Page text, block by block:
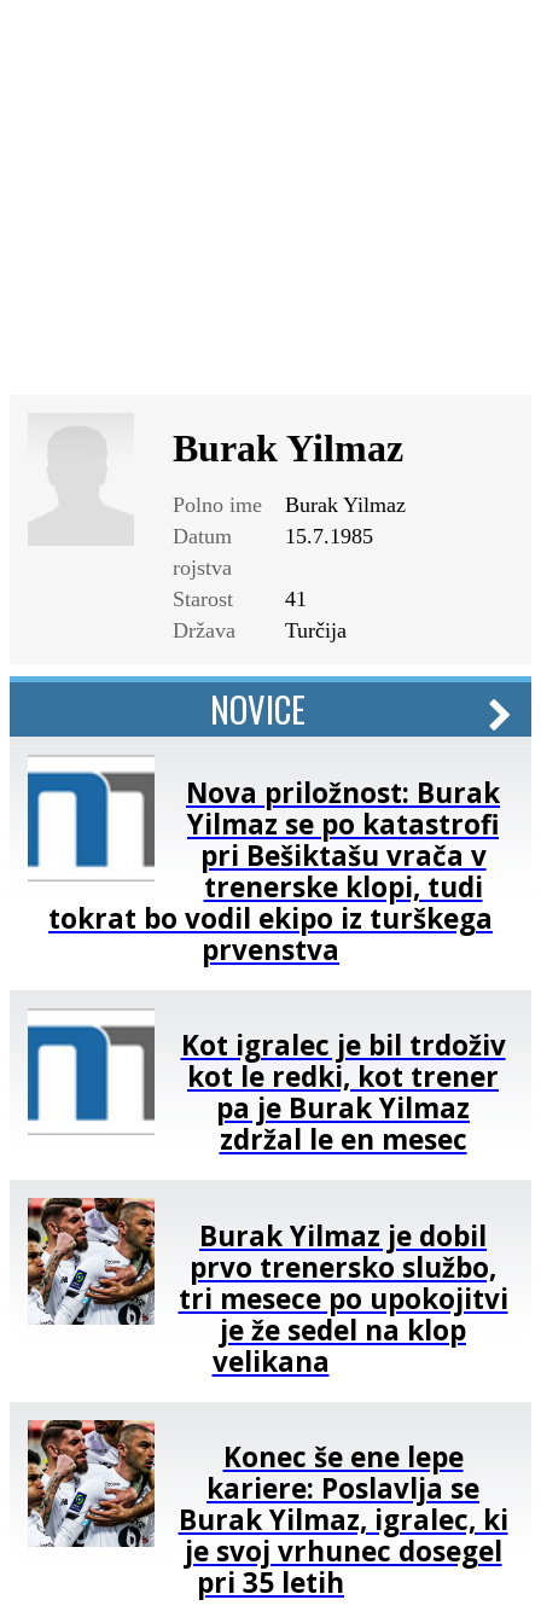
Burak Yilmaz
Polno ime
Burak Yilmaz
Datum
rojstva
15.7.1985
Starost
41
Država
Turčija
NOVICE
Nova priložnost: Burak
Yilmaz se po katastrofi
pri Bešiktašu vrača v
trenerske klopi, tudi
tokrat bo vodil ekipo iz turškega
prvenstva
Kot igralec je bil trdoživ
kot le redki, kot trener
pa je Burak Yilmaz
zdržal le en mesec
Burak Yilmaz je dobil
prvo trenersko službo,
tri mesece po upokojitvi
je že sedel na klop
velikana
Konec še ene lepe
kariere: Poslavlja se
Burak Yilmaz, igralec, ki
je svoj vrhunec dosegel
pri 35 letih